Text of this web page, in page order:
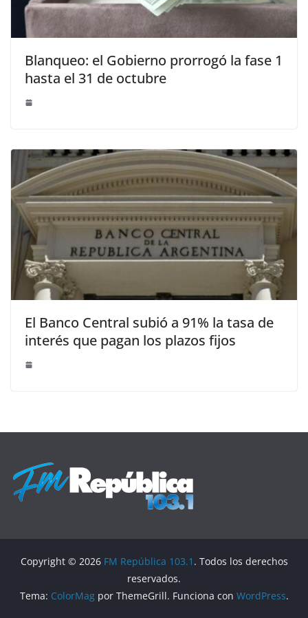
Blanqueo: el Gobierno prorrogó la fase 1
hasta el 31 de octubre
El Banco Central subió a 91% la tasa de
interés que pagan los plazos fijos
Copyright © 2026 FM República 103.1 . Todos los derechos
reservados.
Tema: ColorMagpor ThemeGrill. Funciona con WordPress.